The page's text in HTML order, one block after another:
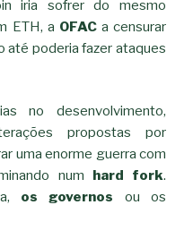
iria sofrer do mesmo
ETH, a OFACa censurar
até poderia fazer ataques
no desenvolvimento,
propostas por
uma enorme guerra com
num hard fork.
os governos ou os